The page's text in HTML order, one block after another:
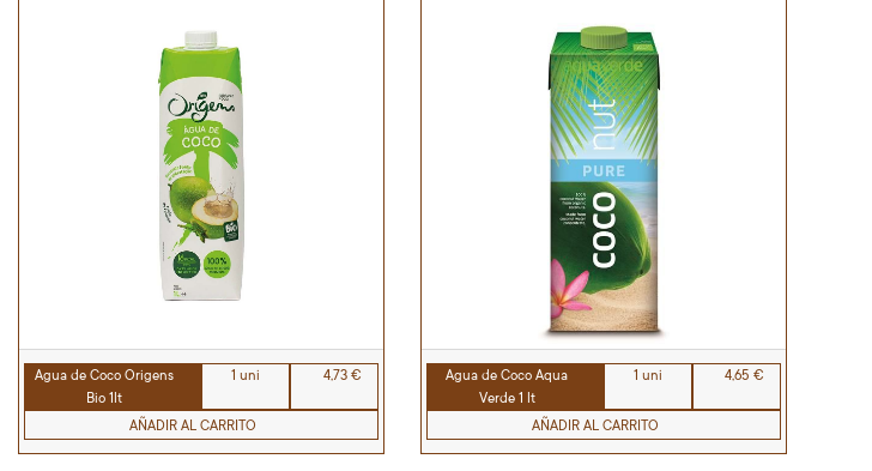
Agua de Coco Origens
Bio 1lt
1 uni 4,73 €
AÑADIR AL CARRITO
Agua de Coco Aqua
Verde 1 lt
1 uni 4,65 €
AÑADIR AL CARRITO